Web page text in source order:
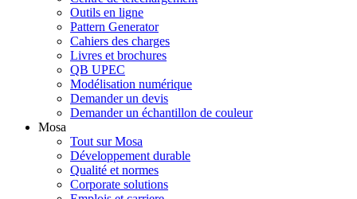
Outils en ligne
Pattern Generator
Cahiers des charges
Livres et brochures
QB UPEC
Modélisation numérique
Demander un devis
Demander un échantillon de couleur
Mosa
Tout sur Mosa
Développement durable
Qualité et normes
Corporate solutions